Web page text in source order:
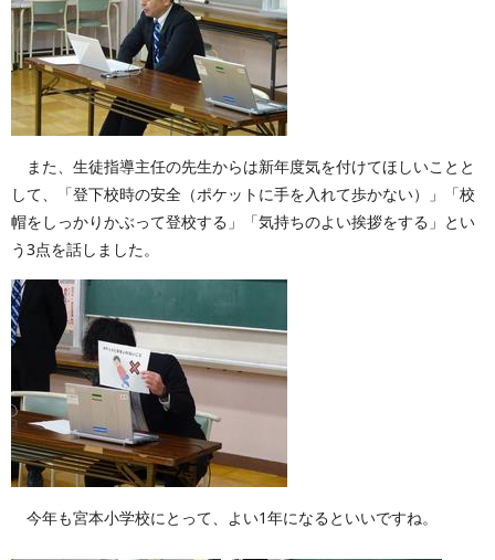
また、生徒指導主任の先生からは新年度気を付けてほしいことと
して、「登下校時の安全（ポケットに手を入れて歩かない）」「校
帽をしっかりかぶって登校する」「気持ちのよい挨拶をする」とい
う3点を話しました。
今年も宮本小学校にとって、よい1年になるといいですね。